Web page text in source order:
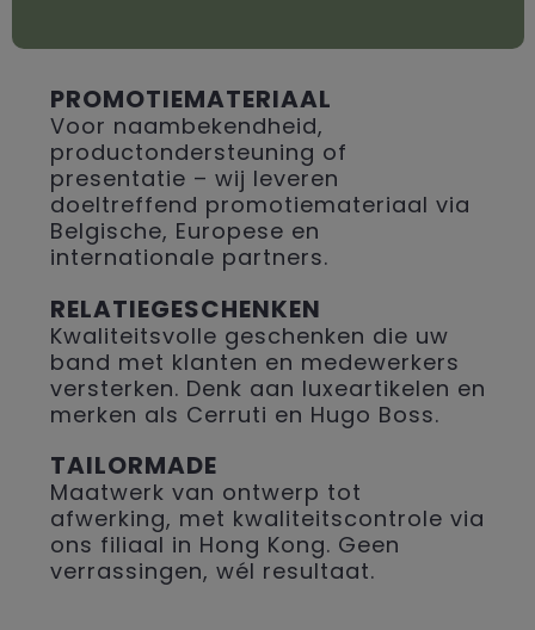
PROMOTIEMATERIAAL
Voor naambekendheid,
productondersteuning of
presentatie – wij leveren
doeltreffend promotiemateriaal via
Belgische, Europese en
internationale partners.
RELATIEGESCHENKEN
Kwaliteitsvolle geschenken die uw
band met klanten en medewerkers
versterken. Denk aan luxeartikelen en
merken als Cerruti en Hugo Boss.
TAILORMADE
Maatwerk van ontwerp tot
afwerking, met kwaliteitscontrole via
ons filiaal in Hong Kong. Geen
verrassingen, wél resultaat.